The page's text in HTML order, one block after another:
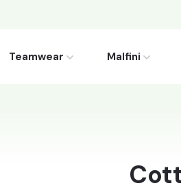
Teamwear Malfini